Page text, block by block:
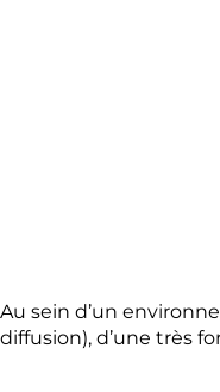
Au sein d’un
diffusion), d’une très